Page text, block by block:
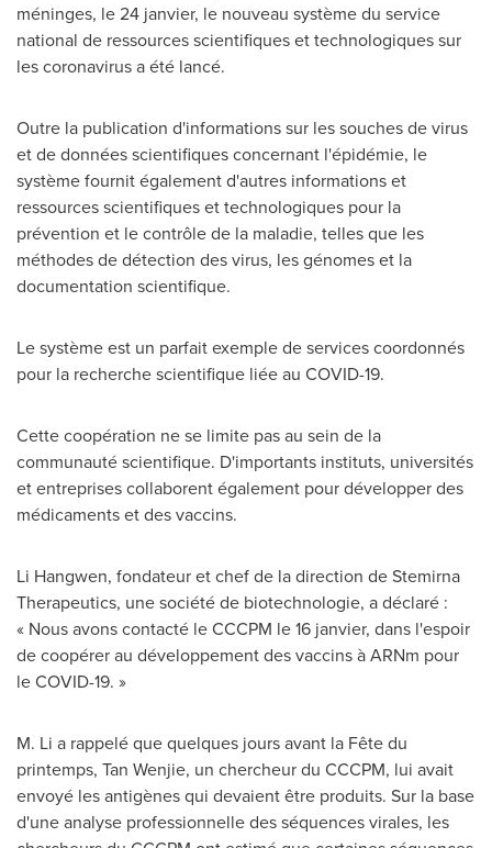
méninges, le 24 janvier, le nouveau système du service
national de ressources scientifiques et technologiques sur
les coronavirus a été lancé.
Outre la publication d'informations sur les souches de virus
et de données scientifiques concernant l'épidémie, le
système fournit également d'autres informations et
ressources scientifiques et technologiques pour la
prévention et le contrôle de la maladie, telles que les
méthodes de détection des virus, les génomes et la
documentation scientifique.
Le système est un parfait exemple de services coordonnés
pour la recherche scientifique liée au COVID-19.
Cette coopération ne se limite pas au sein de la
communauté scientifique. D'importants instituts, universités
et entreprises collaborent également pour développer des
médicaments et des vaccins.
Li Hangwen, fondateur et chef de la direction de Stemirna
Therapeutics, une société de biotechnologie, a déclaré :
« Nous avons contacté le CCCPM le 16 janvier, dans l'espoir
de coopérer au développement des vaccins à ARNm pour
le COVID-19. »
M. Li a rappelé que quelques jours avant la Fête du
printemps, Tan Wenjie, un chercheur du CCCPM, lui avait
envoyé les antigènes qui devaient être produits. Sur la base
d'une analyse professionnelle des séquences virales, les